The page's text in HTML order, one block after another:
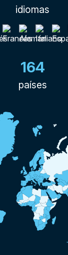
idiomas
164
países